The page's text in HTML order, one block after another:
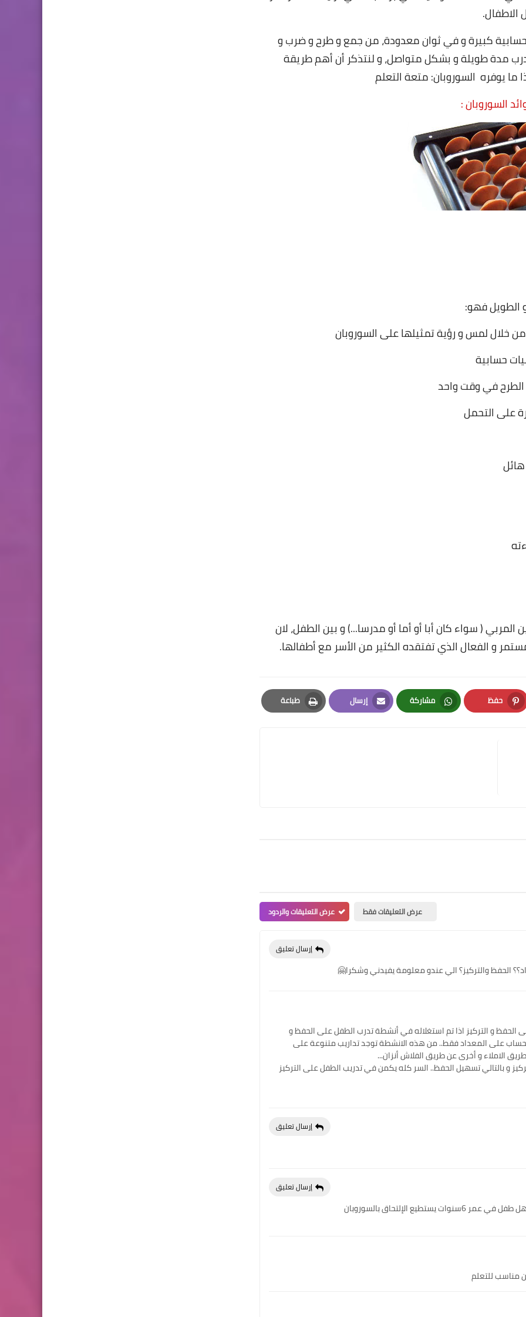
الاطفال.
حسابية كبيرة و في ثوان معدودة، من جمع و طرح و ضرب و
مدة طويلة و بشكل متواصل، و لنتذكر أن أهم طريقة
ما يوفره السوروبان: متعة التعلم
السوروبان:
الطويل فهو:
خلال لمس و رؤية تمثيلها على السوروبان
حسابية
الطرح في وقت واحد
على التحمل
( سواء كان أبا أو أما أو مدرسا...) و بين الطفل، لان
و الفعال الذي تفتقده الكثير من الأسر مع أطفالها.
حفظ
Pinterest
مشاركة
Whatsapp
إرسال
Email
طباعة
Print
عرض التعليقات فقط عرض التعليقات والردود
الحفظ والتركيز؟ الي عندو معلومة يفيدني وشكرا🤗
إرسال تعليق
الحفظ و التركيز اذا تم استغلاله في أنشطة تدرب الطفل على الحفظ و
على المعداد فقط.. من هذه الانشطة توجد تداريب متنوعة على
الاملاء و أخرى عن طريق الفلاش أنزان...
و بالتالي تسهيل الحفظ.. السر كله يكمن في تدريب الطفل على التركيز
إرسال تعليق
الإلتحاق بالسوروبان
إرسال تعليق
مناسب للتعلم